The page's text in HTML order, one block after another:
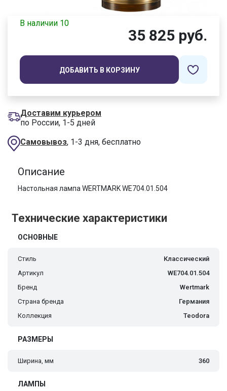
В наличии 10
35 825 руб.
ДОБАВИТЬ В КОРЗИНУ
Доставим курьером
по России, 1-5 дней
Самовывоз, 1-3 дня, бесплатно
Описание
Настольная лампа WERTMARK WE704.01.504
Технические характеристики
ОСНОВНЫЕ
Стиль
Классический
Артикул
WE704.01.504
Бренд
Wertmark
Страна бренда
Германия
Коллекция
Teodora
РАЗМЕРЫ
Ширина, мм 360
ЛАМПЫ